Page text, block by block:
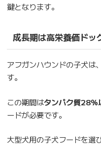
鍵となります。
成長期は高栄養価ドッ
アフガンハウンドの子犬は、
す。
この期間はタンパク質28％
ードが必要です。
大型犬用の子犬フードを選